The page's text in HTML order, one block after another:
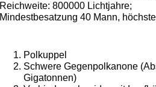
Reichweite: 800000 Lichtjahre;
Mindestbesatzung 40 Mann,
Polkuppel
Schwere Gegenpolkanone
Gigatonnen)